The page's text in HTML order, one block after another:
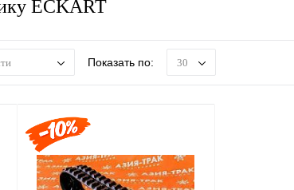
ECKART
Показать по: 30